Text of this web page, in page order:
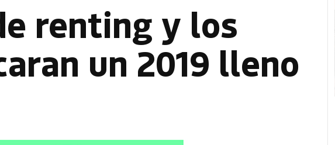
renting y los
un 2019 lleno